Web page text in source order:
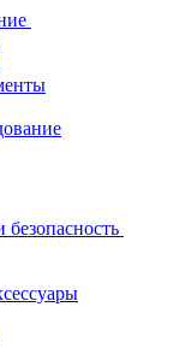
безопасность